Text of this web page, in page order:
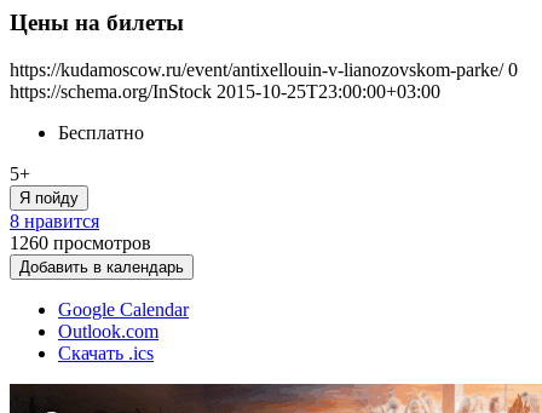
Цены на билеты
https://kudamoscow.ru/event/antixellouin-v-lianozovskom-parke/ 0
https://schema.org/InStock 2015-10-25T23:00:00+03:00
Бесплатно
5+
Я пойду
8 нравится
1260 просмотров
Добавить в календарь
Google Calendar
Outlook.com
Скачать .ics